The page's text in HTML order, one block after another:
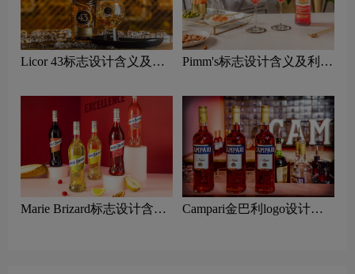
Licor 43标志设计含义及利
Pimm's标志设计含义及利口
Marie Brizard标志设计含义
Campari金巴利logo设计含